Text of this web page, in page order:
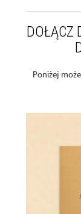
DOŁĄCZ
Poniżej